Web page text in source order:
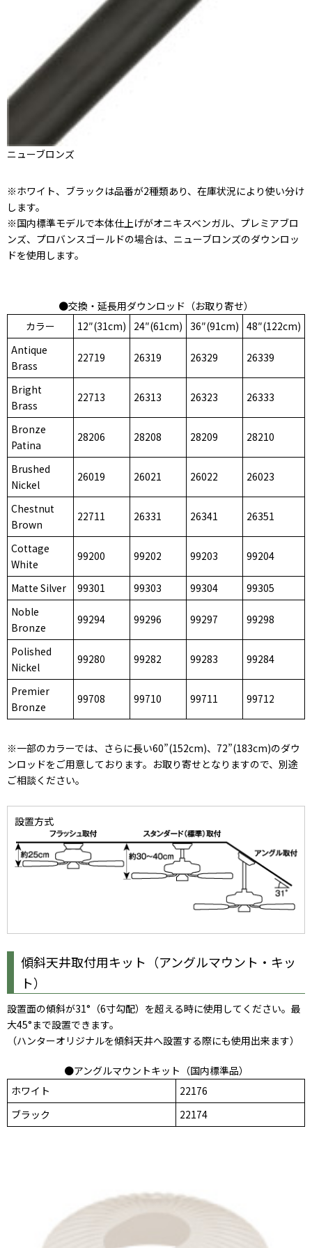
ニューブロンズ
※ホワイト、ブラックは品番が2種類あり、在庫状況により使い分け
します。
※国内標準モデルで本体仕上げがオニキスベンガル、プレミアブロ
ンズ、プロバンスゴールドの場合は、ニューブロンズのダウンロッ
ドを使用します。
●交換・延長用ダウンロッド（お取り寄せ）
カラー
12″(31cm) 24″(61cm) 36″(91cm) 48″(122cm)
Antique
Brass
22719 26319 26329 26339
Bright
Brass
22713 26313 26323 26333
Bronze
Patina
28206 28208 28209 28210
Brushed
Nickel
26019 26021 26022 26023
Chestnut
Brown
22711 26331 26341 26351
Cottage
White
99200 99202 99203 99204
Matte Silver 99301 99303 99304
99305
Noble
Bronze
99294 99296 99297 99298
Polished
Nickel
99280 99282 99283 99284
Premier
Bronze
99708 99710 99711 99712
※一部のカラーでは、さらに長い60”(152cm)、72”(183cm)のダウ
ンロッドをご用意しております。お取り寄せとなりますので、別途
ご相談ください。
設置方式
傾斜天井取付用キット（アングルマウント・キッ
ト）
設置面の傾斜が31°（6寸勾配）を超える時に使用してください。最
大45°まで設置できます。
（ハンターオリジナルを傾斜天井へ設置する際にも使用出来ます）
●アングルマウントキット（国内標準品）
ホワイト
22176
ブラック
22174